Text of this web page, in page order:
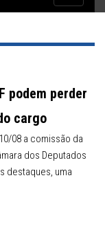
podem perder
cargo
08 a comissão da
dos Deputados
destaques, uma